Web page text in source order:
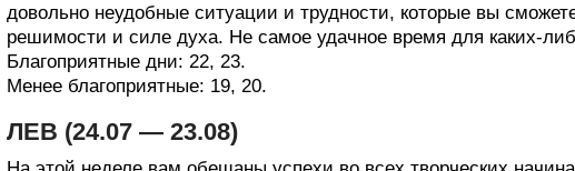
довольно неудобные ситуации и трудности, которые вы
решимости и силе духа. Не самое удачное время для каких-
Благоприятные дни: 22, 23.
Менее благоприятные: 19, 20.
ЛЕВ (24.07 — 23.08)